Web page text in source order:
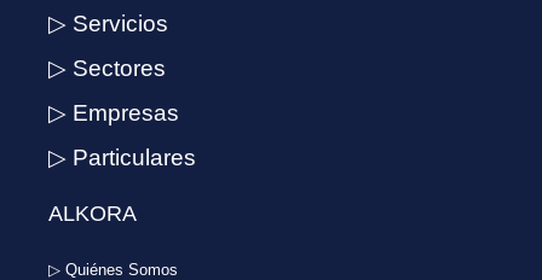
▷ Servicios
▷ Sectores
▷ Empresas
▷ Particulares
ALKORA
▷ Quiénes Somos